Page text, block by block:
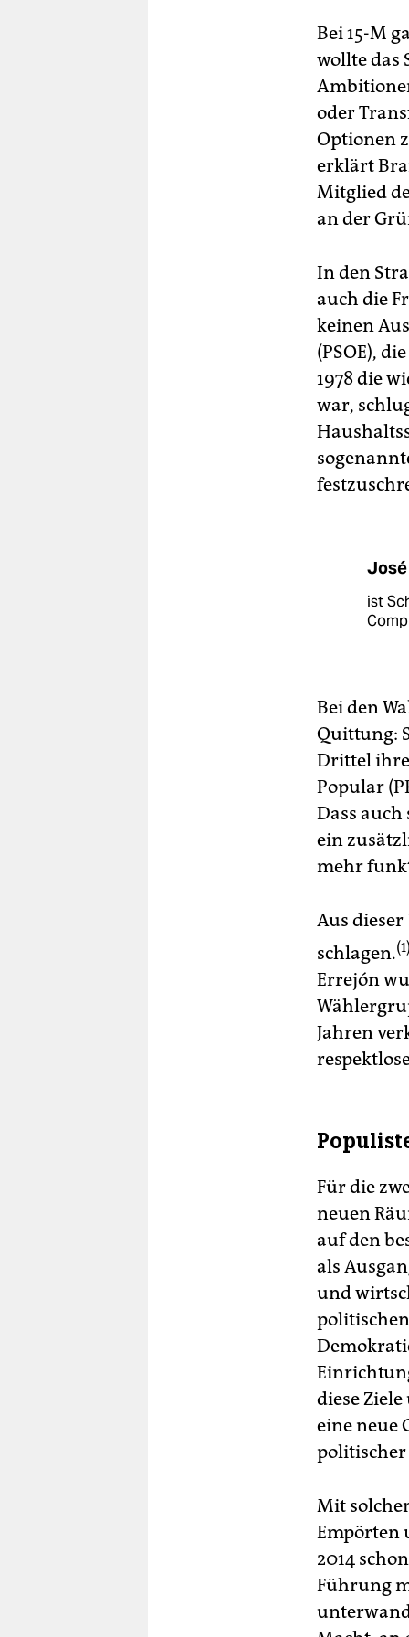
Bei 15-M
wollte das
oder
Optionen
erklärt
Mitglied
an der
In den
auch die
keinen
(PSOE),
1978 die
war,
José
ist
Bei den
Quittung:
Drittel
Popular
Dass
ein
mehr
Aus
schlagen.(1)
Errejón
Jahren
Für die
neuen
auf den
als
und
diese
eine neue
politischer
Mit
Empörten
2014
Führung